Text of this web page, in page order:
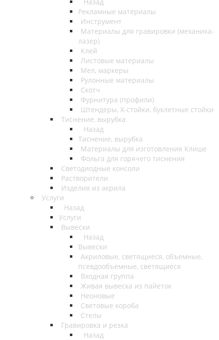
Рекламные материалы
Инструмент
Материалы для гравировки (механика-
лазер)
Клей
Листовые материалы
Мел, маркеры
Рулонные материалы
Скотч
Фурнитура (профили)
Штендеры, Х-стойки, буклетные стойки
Тиснение, вырубка
Назад
Тиснение, вырубка
Материалы для изготовления Клише
Фольга для горячего тиснения
Светодиодные консоли
Растворители
Изделия из акрила
Услуги
Назад
Услуги
Вывески
Назад
Вывески
Акриловые, светящиеся, объемные,
псевдообъемные, светящиеся
Входная группа
Живая вывеска из пайеток
Неоновые
Световые короба
Стелы
Гравировка и резка
Назад